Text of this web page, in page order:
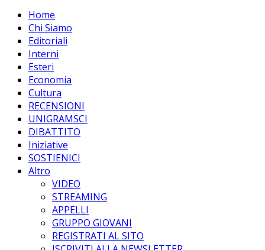
Home
Chi Siamo
Editoriali
Interni
Esteri
Economia
Cultura
RECENSIONI
UNIGRAMSCI
DIBATTITO
Iniziative
SOSTIENICI
Altro
VIDEO
STREAMING
APPELLI
GRUPPO GIOVANI
REGISTRATI AL SITO